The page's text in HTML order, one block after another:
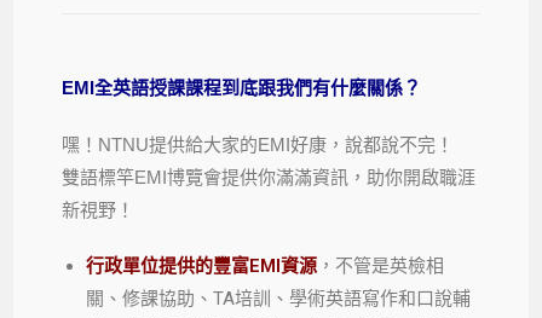
EMI全英語授課課程到底跟我們有什麼關係？
嘿！NTNU提供給大家的EMI好康，說都說不完！
雙語標竿EMI博覽會提供你滿滿資訊，助你開啟職涯
新視野！
行政單位提供的豐富EMI資源 ，不管是英檢相
關、修課協助、TA培訓、學術英語寫作和口說輔